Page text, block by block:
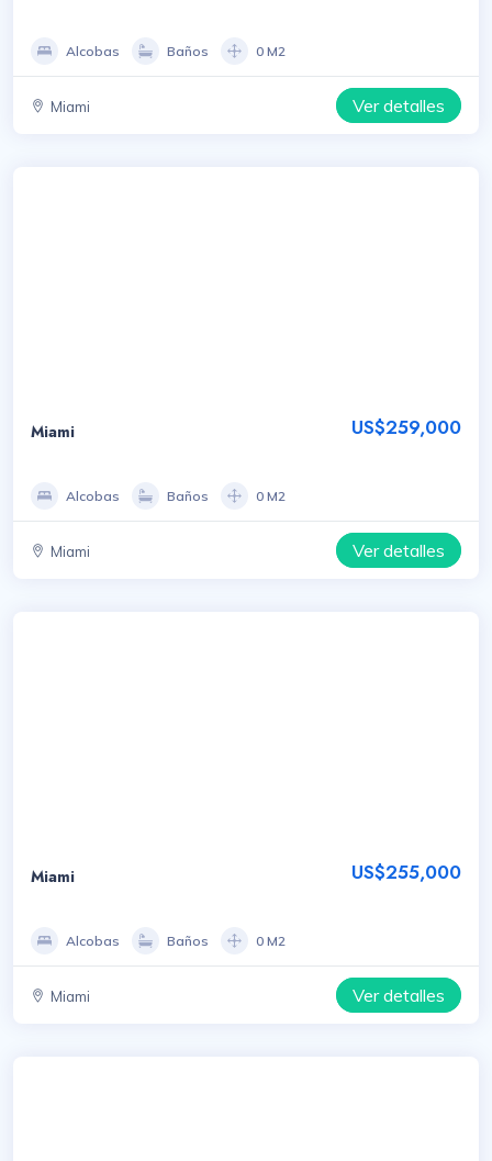
Alcobas Baños 0 M2
Miami Ver detalles
Miami US$259,000
Alcobas Baños 0 M2
Miami Ver detalles
Miami US$255,000
Alcobas Baños 0 M2
Miami Ver detalles